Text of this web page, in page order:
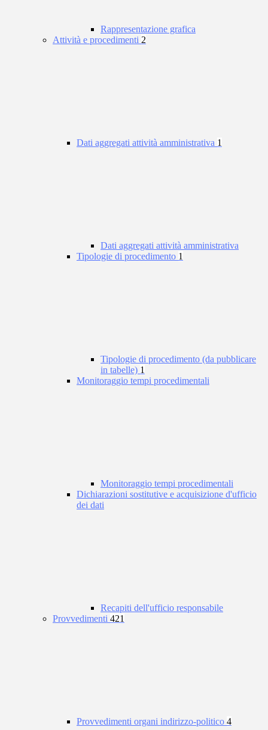
Rappresentazione grafica
Attività e procedimenti 2
Dati aggregati attività amministrativa 1
Dati aggregati attività amministrativa
Tipologie di procedimento 1
Tipologie di procedimento (da pubblicare
in tabelle) 1
Monitoraggio tempi procedimentali
Monitoraggio tempi procedimentali
Dichiarazioni sostitutive e acquisizione d'ufficio
dei dati
Recapiti dell'ufficio responsabile
Provvedimenti 421
Provvedimenti organi indirizzo-politico 4